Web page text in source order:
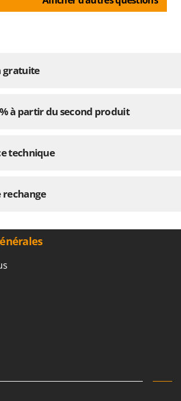
gratuite
à partir du second produit
technique
rechange